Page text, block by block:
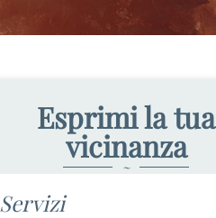
Esprimi la tua
vicinanza
~
Servizi